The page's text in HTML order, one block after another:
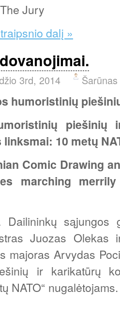
Jury
dalį »
3rd, 2014 Šarūnas
humoristinių
piešinių
linksmai: 10 metų
Comic Drawing
marching
sąjungos
Juozas Olekas
majoras Arvydas
ir karikatūrų
NATO“